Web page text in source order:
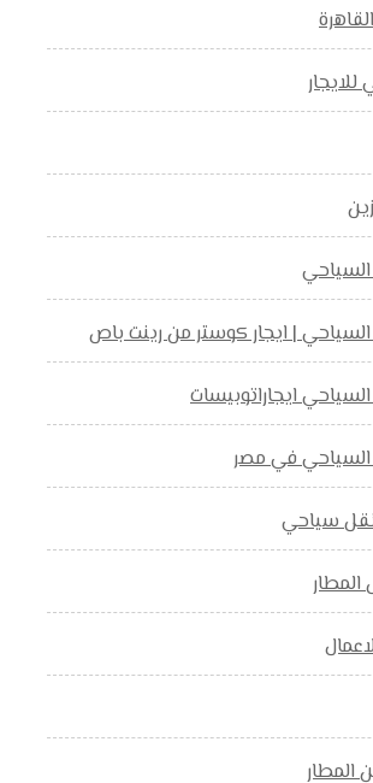
| ايجار كوستر من رينت باص
ايجاراتوبيسات
السياحي في مصر
نقل سياحي
المطار